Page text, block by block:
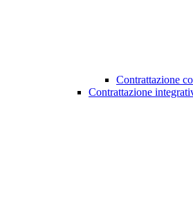
Contrattazione
Contrattazione